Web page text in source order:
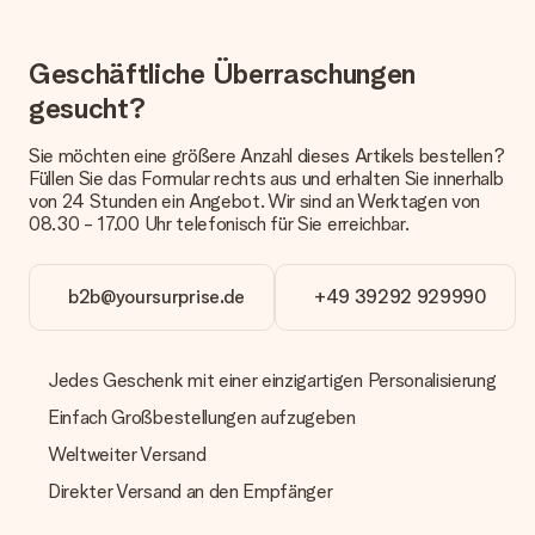
Derzeit können wir (noch) keine verschiedenen Lieferoptionen
anbieten. Das Geschenk, das bestellt wird, wird als Paket oder
Päckchen versendet. Möchtest du wissen, ob es als Paket
Kundenservice.
Zahlung
Wir bieten die folgenden Zahlungsoptionen an: Vorauskasse
mit normaler Überweisung, Sofortüberweisung, Paypal,
Kreditkarte oder auf Rechnung über Klarna. Bei einer
manuellen Überweisung verlängert sich die Lieferzeit des
Geschenk empfangen
Was, wenn das Geschenk meine Erwartungen nicht
erfüllt?
Sollte das Geschenk wider Erwarten deine Erwartungen nicht
Geschäftliche Überraschungen
gesucht?
Sie möchten eine größere Anzahl dieses Artikels bestellen?
Füllen Sie das Formular rechts aus und erhalten Sie innerhalb
von 24 Stunden ein Angebot. Wir sind an Werktagen von
08.30 - 17.00 Uhr telefonisch für Sie erreichbar.
b2b@yoursurprise.de +49 39292 929990
Jedes Geschenk mit einer einzigartigen Personalisierung
Einfach Großbestellungen aufzugeben
Weltweiter Versand
Direkter Versand an den Empfänger